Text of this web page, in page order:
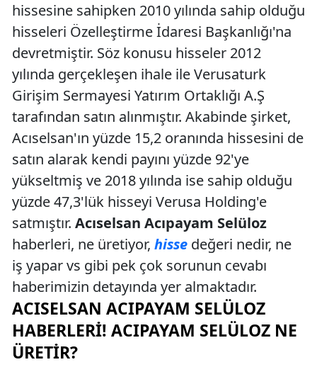
hissesine sahipken 2010 yılında sahip olduğu
hisseleri Özelleştirme İdaresi Başkanlığı'na
devretmiştir. Söz konusu hisseler 2012
yılında gerçekleşen ihale ile Verusaturk
Girişim Sermayesi Yatırım Ortaklığı A.Ş
tarafından satın alınmıştır. Akabinde şirket,
Acıselsan'ın yüzde 15,2 oranında hissesini de
satın alarak kendi payını yüzde 92'ye
yükseltmiş ve 2018 yılında ise sahip olduğu
yüzde 47,3'lük hisseyi Verusa Holding'e
satmıştır. Acıselsan Acıpayam Selüloz
haberleri, ne üretiyor, hisse değeri nedir, ne
iş yapar vs gibi pek çok sorunun cevabı
haberimizin detayında yer almaktadır.
ACISELSAN ACIPAYAM SELÜLOZ
HABERLERI! ACIPAYAM SELÜLOZ NE
ÜRETIR?